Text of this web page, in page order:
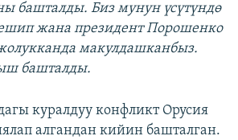
башталды. Биз мунун үсүтүндө
жана президент Порошенко
макулдашканбыз.
башталды.
куралдуу конфликт Орусия
алгандан кийин башталган.